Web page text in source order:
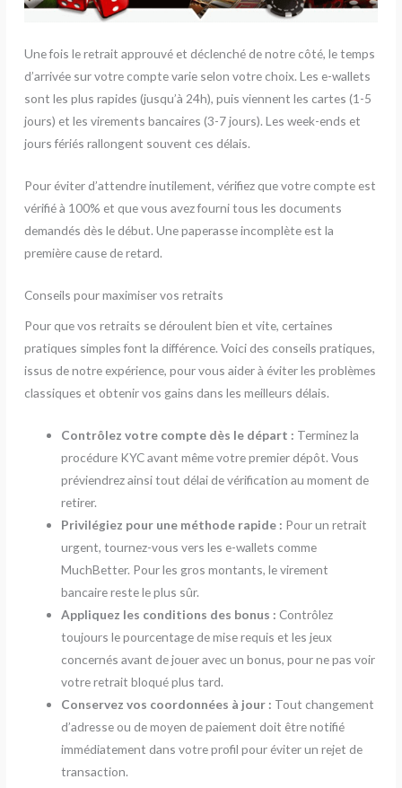
Une fois le retrait approuvé et déclenché de notre côté, le temps
d’arrivée sur votre compte varie selon votre choix. Les e-wallets
sont les plus rapides (jusqu’à 24h), puis viennent les cartes (1-5
jours) et les virements bancaires (3-7 jours). Les week-ends et
jours fériés rallongent souvent ces délais.
Pour éviter d’attendre inutilement, vérifiez que votre compte est
vérifié à 100% et que vous avez fourni tous les documents
demandés dès le début. Une paperasse incomplète est la
première cause de retard.
Conseils pour maximiser vos retraits
Pour que vos retraits se déroulent bien et vite, certaines
pratiques simples font la différence. Voici des conseils pratiques,
issus de notre expérience, pour vous aider à éviter les problèmes
classiques et obtenir vos gains dans les meilleurs délais.
Contrôlez votre compte dès le départ : Terminez la
procédure KYC avant même votre premier dépôt. Vous
préviendrez ainsi tout délai de vérification au moment de
retirer.
Privilégiez pour une méthode rapide : Pour un retrait
urgent, tournez-vous vers les e-wallets comme
MuchBetter. Pour les gros montants, le virement
bancaire reste le plus sûr.
Appliquez les conditions des bonus : Contrôlez
toujours le pourcentage de mise requis et les jeux
concernés avant de jouer avec un bonus, pour ne pas voir
votre retrait bloqué plus tard.
Conservez vos coordonnées à jour : Tout changement
d’adresse ou de moyen de paiement doit être notifié
immédiatement dans votre profil pour éviter un rejet de
transaction.